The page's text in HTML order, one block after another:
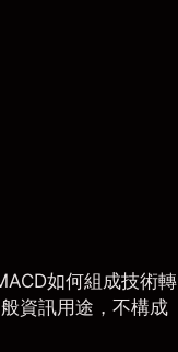
如何組成技術轉
資訊用途，不構成